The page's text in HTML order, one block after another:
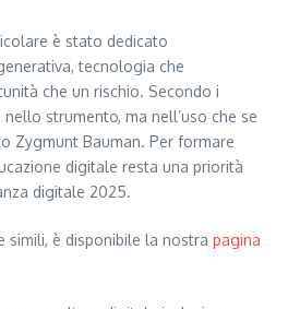
è stato dedicato
tecnologia che
che un rischio. Secondo i
strumento, ma nell’uso che se
Zygmunt Bauman. Per formare
digitale resta una priorità
digitale 2025.
simili, è disponibile la nostra pagina